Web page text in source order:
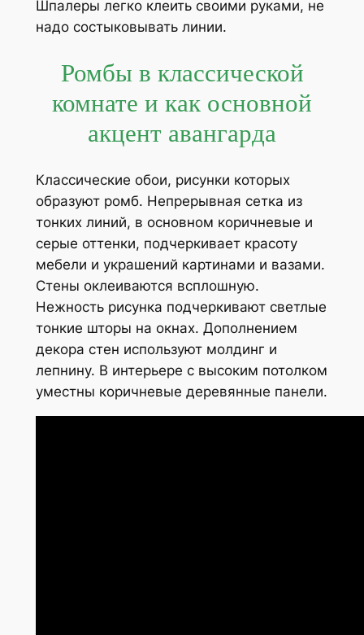
Шпалеры легко клеить своими руками, не
надо состыковывать линии.
Ромбы в классической
комнате и как основной
акцент авангарда
Классические обои, рисунки которых
образуют ромб. Непрерывная сетка из
тонких линий, в основном коричневые и
серые оттенки, подчеркивает красоту
мебели и украшений картинами и вазами.
Стены оклеиваются всплошную.
Нежность рисунка подчеркивают светлые
тонкие шторы на окнах. Дополнением
декора стен используют молдинг и
лепнину. В интерьере с высоким потолком
уместны коричневые деревянные панели.